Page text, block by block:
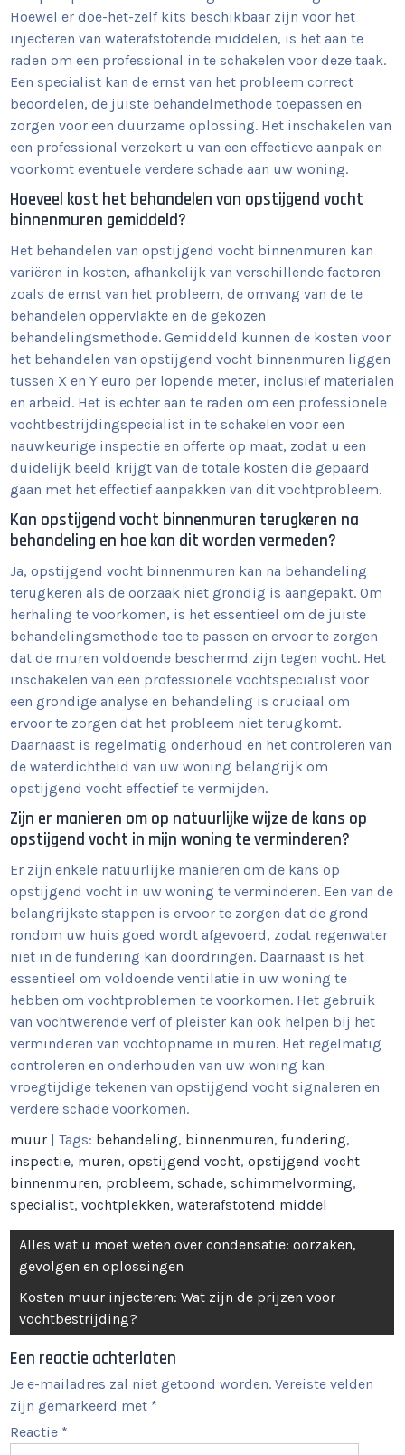
Hoewel er doe-het-zelf kits beschikbaar zijn voor het
injecteren van waterafstotende middelen, is het aan te
raden om een professional in te schakelen voor deze taak.
Een specialist kan de ernst van het probleem correct
beoordelen, de juiste behandelmethode toepassen en
zorgen voor een duurzame oplossing. Het inschakelen van
een professional verzekert u van een effectieve aanpak en
voorkomt eventuele verdere schade aan uw woning.
Hoeveel kost het behandelen van opstijgend vocht
binnenmuren gemiddeld?
Het behandelen van opstijgend vocht binnenmuren kan
variëren in kosten, afhankelijk van verschillende factoren
zoals de ernst van het probleem, de omvang van de te
behandelen oppervlakte en de gekozen
behandelingsmethode. Gemiddeld kunnen de kosten voor
het behandelen van opstijgend vocht binnenmuren liggen
tussen X en Y euro per lopende meter, inclusief materialen
en arbeid. Het is echter aan te raden om een professionele
vochtbestrijdingspecialist in te schakelen voor een
nauwkeurige inspectie en offerte op maat, zodat u een
duidelijk beeld krijgt van de totale kosten die gepaard
gaan met het effectief aanpakken van dit vochtprobleem.
Kan opstijgend vocht binnenmuren terugkeren na
behandeling en hoe kan dit worden vermeden?
Ja, opstijgend vocht binnenmuren kan na behandeling
terugkeren als de oorzaak niet grondig is aangepakt. Om
herhaling te voorkomen, is het essentieel om de juiste
behandelingsmethode toe te passen en ervoor te zorgen
dat de muren voldoende beschermd zijn tegen vocht. Het
inschakelen van een professionele vochtspecialist voor
een grondige analyse en behandeling is cruciaal om
ervoor te zorgen dat het probleem niet terugkomt.
Daarnaast is regelmatig onderhoud en het controleren van
de waterdichtheid van uw woning belangrijk om
opstijgend vocht effectief te vermijden.
Zijn er manieren om op natuurlijke wijze de kans op
opstijgend vocht in mijn woning te verminderen?
Er zijn enkele natuurlijke manieren om de kans op
opstijgend vocht in uw woning te verminderen. Een van de
belangrijkste stappen is ervoor te zorgen dat de grond
rondom uw huis goed wordt afgevoerd, zodat regenwater
niet in de fundering kan doordringen. Daarnaast is het
essentieel om voldoende ventilatie in uw woning te
hebben om vochtproblemen te voorkomen. Het gebruik
van vochtwerende verf of pleister kan ook helpen bij het
verminderen van vochtopname in muren. Het regelmatig
controleren en onderhouden van uw woning kan
vroegtijdige tekenen van opstijgend vocht signaleren en
verdere schade voorkomen.
muur | Tags: behandeling, binnenmuren,fundering,
inspectie, muren,opstijgend vocht,opstijgend vocht
binnenmuren, probleem,schade,schimmelvorming,
specialist,vochtplekken,waterafstotend middel
Berichtnavigatie
Alles wat u moet weten over condensatie: oorzaken,
gevolgen en oplossingen
Kosten muur injecteren: Wat zijn de prijzen voor
vochtbestrijding?
Een reactie achterlaten
Je e-mailadres zal niet getoond worden. Vereiste velden
zijn gemarkeerd met *
Reactie *